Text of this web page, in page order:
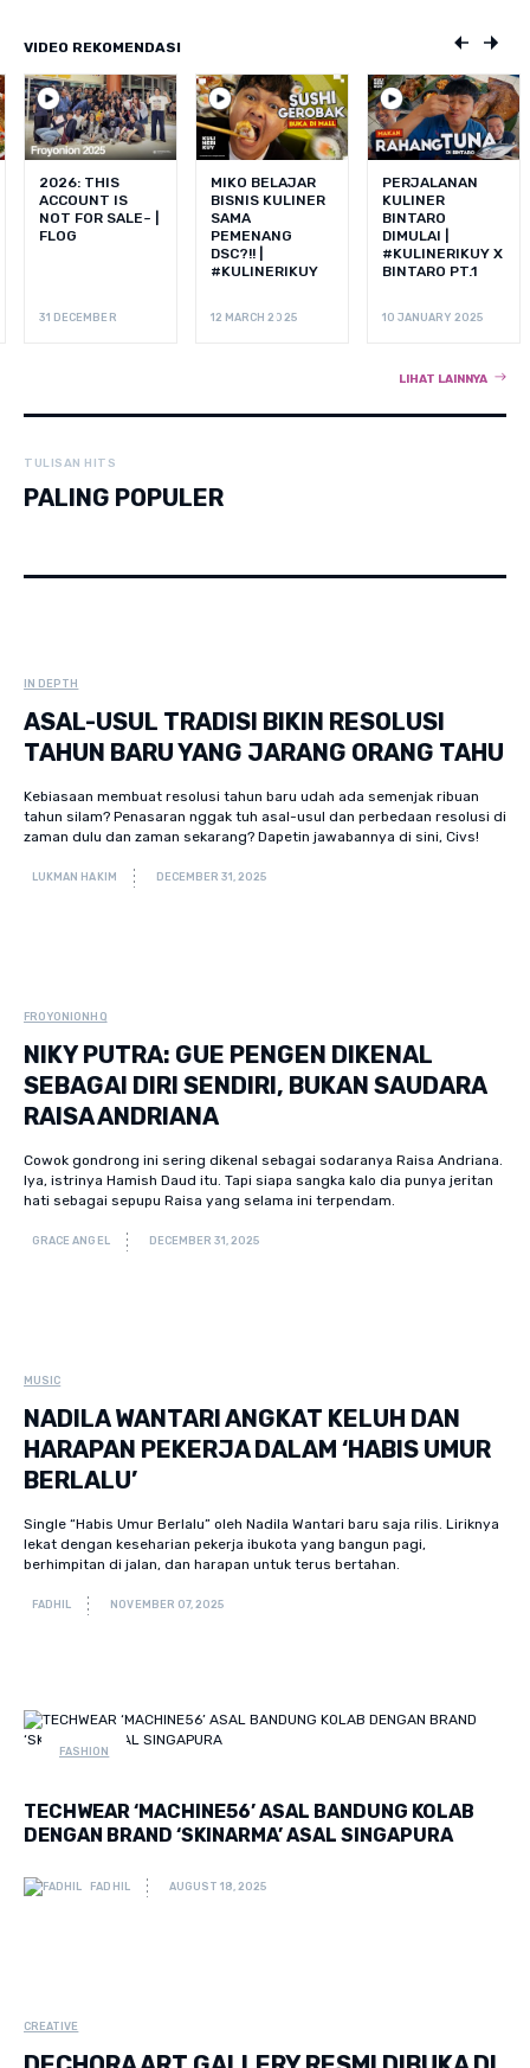
VIDEO REKOMENDASI
2026: THIS
ACCOUNT IS
NOT FOR SALE~ |
FLOG
31 DECEMBER
MIKO BELAJAR
BISNIS KULINER
SAMA
PEMENANG
DSC?!! |
#KULINERIKUY
12 MARCH 2025
PERJALANAN
KULINER
BINTARO
DIMULAI |
#KULINERIKUY X
BINTARO PT.1
10 JANUARY 2025
LIHAT LAINNYA
TULISAN HITS
PALING POPULER
IN DEPTH
ASAL-USUL TRADISI BIKIN RESOLUSI
TAHUN BARU YANG JARANG ORANG TAHU
Kebiasaan membuat resolusi tahun baru udah ada semenjak ribuan
tahun silam? Penasaran nggak tuh asal-usul dan perbedaan resolusi di
zaman dulu dan zaman sekarang? Dapetin jawabannya di sini, Civs!
LUKMAN HAKIM DECEMBER 31, 2025
FROYONIONHQ
NIKY PUTRA: GUE PENGEN DIKENAL
SEBAGAI DIRI SENDIRI, BUKAN SAUDARA
RAISA ANDRIANA
Cowok gondrong ini sering dikenal sebagai sodaranya Raisa Andriana.
Iya, istrinya Hamish Daud itu. Tapi siapa sangka kalo dia punya jeritan
hati sebagai sepupu Raisa yang selama ini terpendam.
GRACE ANGEL DECEMBER 31, 2025
MUSIC
NADILA WANTARI ANGKAT KELUH DAN
HARAPAN PEKERJA DALAM ‘HABIS UMUR
BERLALU’
Single “Habis Umur Berlalu” oleh Nadila Wantari baru saja rilis. Liriknya
lekat dengan keseharian pekerja ibukota yang bangun pagi,
berhimpitan di jalan, dan harapan untuk terus bertahan.
FADHIL NOVEMBER 07, 2025
FASHION
TECHWEAR ‘MACHINE56’ ASAL BANDUNG KOLAB
DENGAN BRAND ‘SKINARMA’ ASAL SINGAPURA
FADHIL AUGUST 18, 2025
CREATIVE